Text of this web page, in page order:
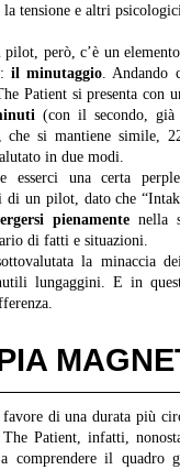
la tensione e altri
però, c’è un
il minutaggio. Andando
Patient si presenta con
(con il secondo, già
che si mantiene simile,
in due modi.
esserci una certa
di un pilot, dato che
pienamente nella
di fatti e situazioni.
la minaccia
lungaggini. E in
di una durata più
Patient, infatti,
il quadro